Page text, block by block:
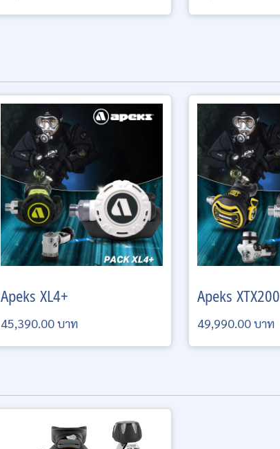
Apeks XL4+
45,390.00 บาท
Apeks XTX200
49,990.00 บาท